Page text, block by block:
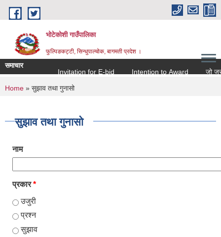
Skip to main content
भोटेकोशी गाउँपालिका
फुल्पिङकट्टी, सिन्धुपाल्चोक, बागमती प्रदेश ।
समाचार
Invitation for E-bid
Intention to Award जो जस
You are here
Home » सुझाव तथा गुनासो
सुझाव तथा गुनासो
नाम
प्रकार*
उजुरी
प्रश्न
सुझाव